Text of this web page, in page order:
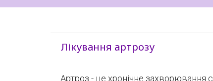
Лікування артрозу
Артроз - це хронічне захворювання